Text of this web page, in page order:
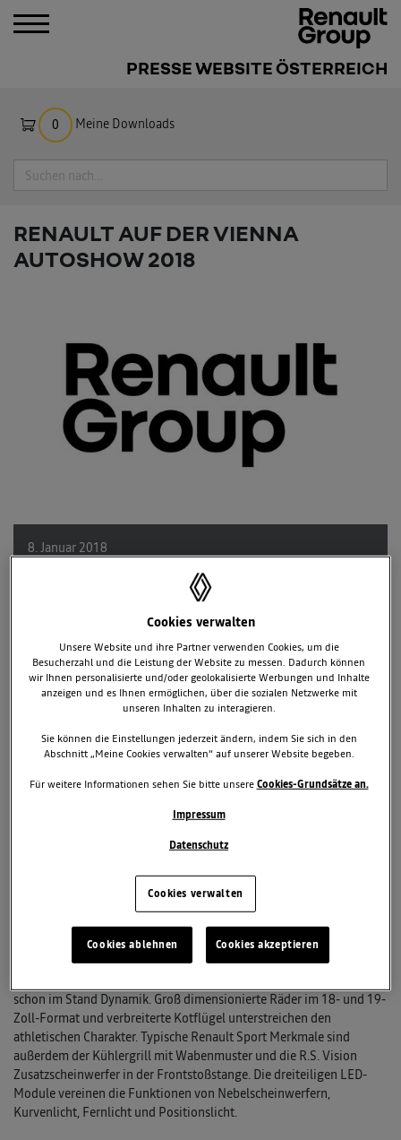
PRESSE WEBSITE ÖSTERREICH
0 Meine Downloads
Suche
RENAULT AUF DER VIENNA
AUTOSHOW 2018
8. Januar 2018
DER NEUE MEGANE R.S.:Die jüngste Generation des Hot-Hatch-
Klassikers mit 280 PS, 390 Newtonmetern Drehmoment,
serienmäßiger Allradlenkung und fortschrittlicher
DER RENAULT TRAFIC SPACECLASS:Komfortables High-End-
Shuttle mit drehbaren Sitzen, ausklappbarem Tisch und praktischen
Staufächern für gehobene Ansprüche.
Offroad-Eigenschaften und hohem Komfort in der Nutzlastklasse
Das meistverkaufte Elektroauto Österreichs mit
einer Reichweite von 400 Kilometer laut NEFZ
DER NEUE MÉGANE R.S.
Renault präsentiert auf der Vienna Autoshow 2018 die jüngste
Ausbaustufe des Mégane R.S. Durch die Zunahme der Spurbreite um
6,0 Zentimeter vorne und 4,5 Zentimeter hinten im Vergleich zum
schon im Stand Dynamik. Groß dimensionierte Räder im 18- und 19-
Zoll-Format und verbreiterte Kotflügel unterstreichen den
athletischen Charakter. Typische Renault Sport Merkmale sind
außerdem der Kühlergrill mit Wabenmuster und die R.S. Vision
Zusatzscheinwerfer in der Frontstoßstange. Die dreiteiligen LED-
Module vereinen die Funktionen von Nebelscheinwerfern,
Kurvenlicht, Fernlicht und Positionslicht.
Cookies verwalten
Unsere Website und ihre Partner verwenden Cookies, um die
Besucherzahl und die Leistung der Website zu messen. Dadurch können
wir Ihnen personalisierte und/oder geolokalisierte Werbungen und Inhalte
anzeigen und es Ihnen ermöglichen, über die sozialen Netzwerke mit
unseren Inhalten zu interagieren.
Sie können die Einstellungen jederzeit ändern, indem Sie sich in den
Abschnitt „Meine Cookies verwalten“ auf unserer Website begeben.
Für weitere Informationen sehen Sie bitte unsereCookies-Grundsätze an.
Impressum
Datenschutz
Cookies verwalten
Cookies ablehnen Cookies akzeptieren